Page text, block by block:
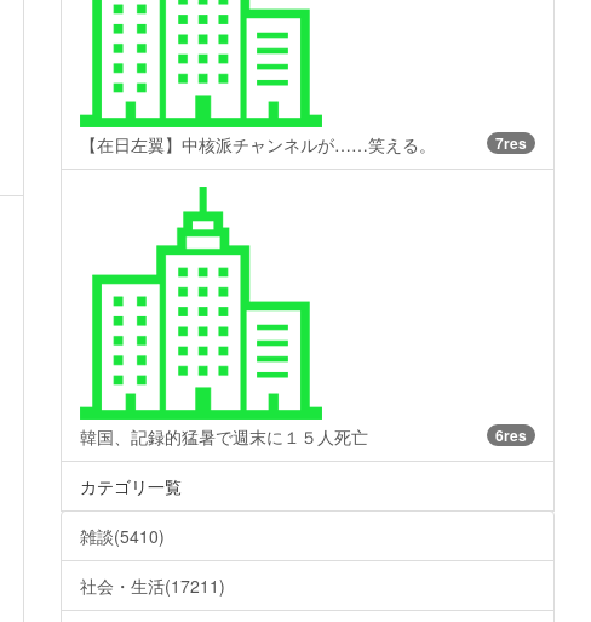
【在日左翼】中核派チャンネルが……笑える。 7res
韓国、記録的猛暑で週末に１５人死亡 6res
カテゴリ一覧
雑談(5410)
社会・生活(17211)